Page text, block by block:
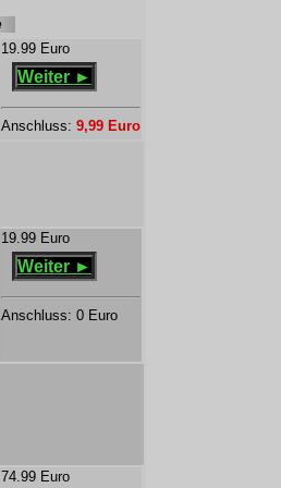
19.99 Euro
Weiter ►
Anschluss: 9,99 Euro
19.99 Euro
Weiter ►
Anschluss: 0 Euro
74.99 Euro